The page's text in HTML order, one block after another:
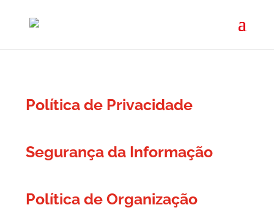
Política de Privacidade
Segurança da Informação
Política de Organização